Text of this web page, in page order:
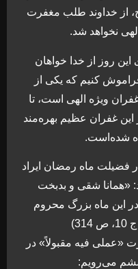
از خداوند طلب مغفرت
نخواهد شد.
روز از خدا خواهان
كنيم كه يكی از
ويژه الهی است، تا
اين غفران عظيم بهره‌مند
شده‌است.
فضيلت ماه رمضان ايراد
«همانا شقی و بدبخت
اين ماه بزرگ محروم
«عملی فيه مقبولاً» در
می‌رويم: